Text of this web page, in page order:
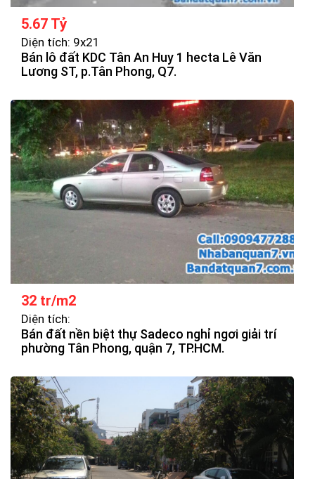
5.67 Tỷ
Diện tích: 9x21
Bán lô đất KDC Tân An Huy 1 hecta Lê Văn
Lương ST, p.Tân Phong, Q7.
32 tr/m2
Diện tích:
Bán đất nền biệt thự Sadeco nghỉ ngơi giải trí
phường Tân Phong, quận 7, TP.HCM.